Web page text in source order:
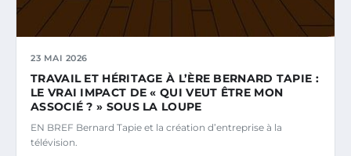
23 MAI 2026
TRAVAIL ET HÉRITAGE À L’ÈRE BERNARD TAPIE :
LE VRAI IMPACT DE « QUI VEUT ÊTRE MON
ASSOCIÉ ? » SOUS LA LOUPE
EN BREF Bernard Tapie et la création d’entreprise à la
télévision.